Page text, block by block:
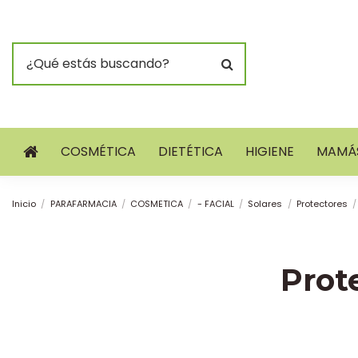
COSMÉTICA DIETÉTICA HIGIENE
Inicio PARAFARMACIA COSMETICA - FACIAL Solares Protectores